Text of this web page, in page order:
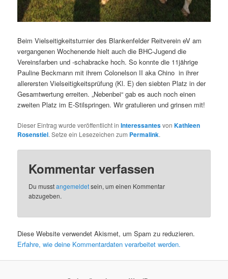
Beim Vielseitigkeitsturnier des Blankenfelder Reitverein eV am
vergangenen Wochenende hielt auch die BHC-Jugend die
Vereinsfarben und -schabracke hoch. So konnte die 11jährige
Pauline Beckmann mit ihrem Colonelson II aka Chino in ihrer
allerersten Vielseitigkeitsprüfung (Kl. E) den siebten Platz in der
Gesamtwertung erreiten. „Nebenbei“ gab es auch noch einen
zweiten Platz im E-Stilspringen. Wir gratulieren und grinsen mit!
Dieser Eintrag wurde veröffentlicht inInteressantesvonKathleen
Rosenstiel. Setze ein Lesezeichen zum Permalink.
Kommentar verfassen
Du musstangemeldetsein, um einen Kommentar
abzugeben.
Diese Website verwendet Akismet, um Spam zu reduzieren.
Erfahre, wie deine Kommentardaten verarbeitet werden.